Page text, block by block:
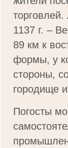
1137 г. –
89 км к
формы, у
стороны,
городище
Погосты